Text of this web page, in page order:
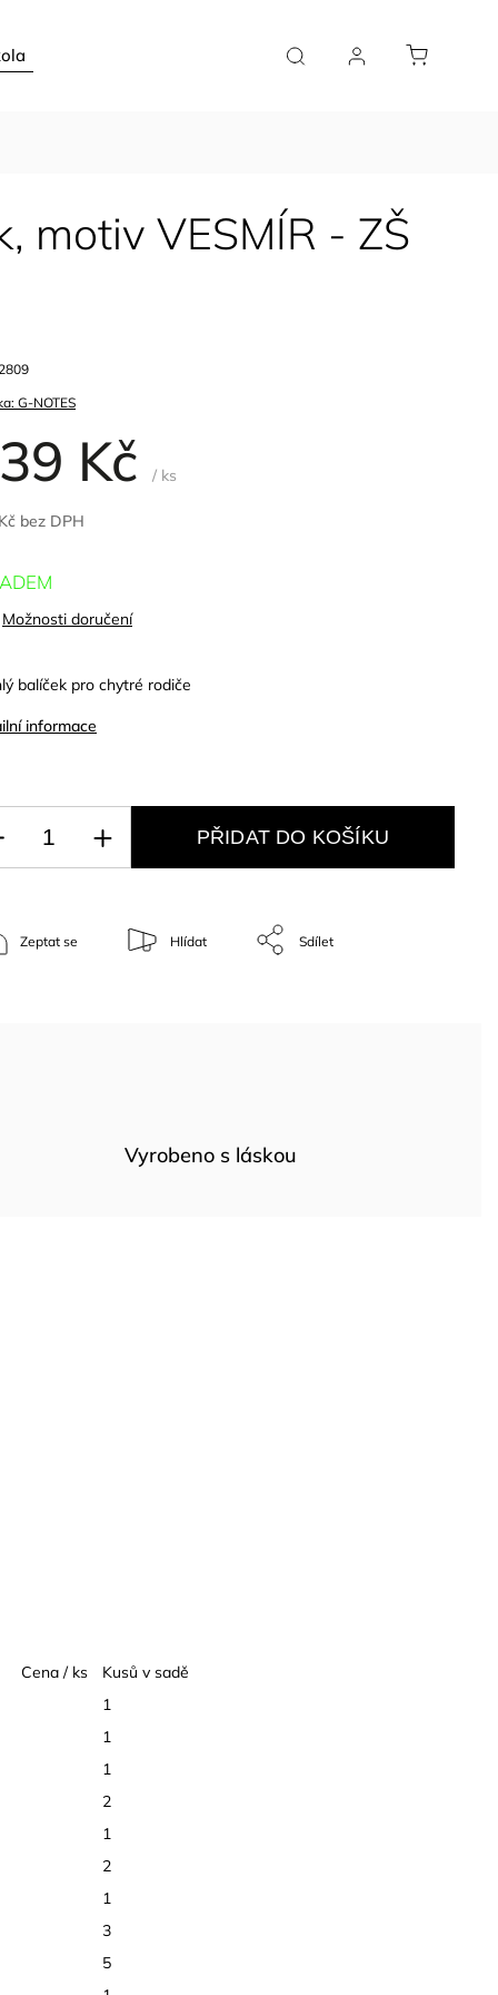
Plánovače Pro kavárny
motiv VESMÍR - ZŠ
G-NOTES
Kč / ks
bez DPH
balíček pro chytré rodiče
informace
Možnosti doručení
PŘIDAT DO KOŠÍKU
Zeptat se Hlídat Sdílet
Vyrobeno s láskou
Cena / ks
Kusů v sadě
1
1
1
2
1
2
1
3
5